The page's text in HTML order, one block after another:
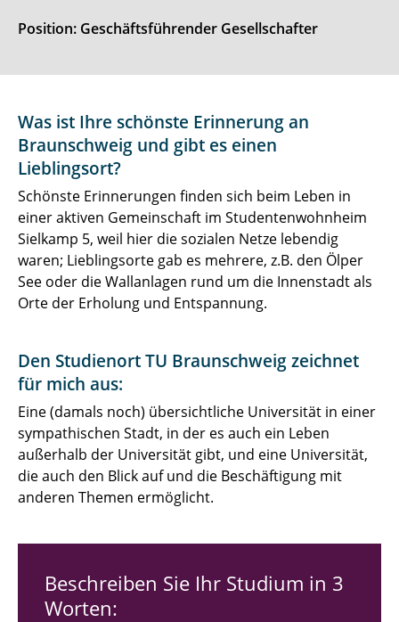
Position: Geschäftsführender Gesellschafter
Was ist Ihre schönste Erinnerung an
Braunschweig und gibt es einen
Lieblingsort?
Schönste Erinnerungen finden sich beim Leben in
einer aktiven Gemeinschaft im Studentenwohnheim
Sielkamp 5, weil hier die sozialen Netze lebendig
waren; Lieblingsorte gab es mehrere, z.B. den Ölper
See oder die Wallanlagen rund um die Innenstadt als
Orte der Erholung und Entspannung.
Den Studienort TU Braunschweig zeichnet
für mich aus:
Eine (damals noch) übersichtliche Universität in einer
sympathischen Stadt, in der es auch ein Leben
außerhalb der Universität gibt, und eine Universität,
die auch den Blick auf und die Beschäftigung mit
anderen Themen ermöglicht.
Beschreiben Sie Ihr Studium in 3
Worten: